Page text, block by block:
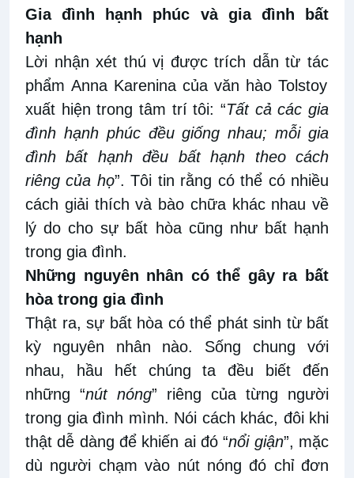
Gia đình hạnh phúc và gia đình bất
hạnh
Lời nhận xét thú vị được trích dẫn từ tác
phẩm Anna Karenina của văn hào Tolstoy
xuất hiện trong tâm trí tôi: “Tất cả các gia
đình hạnh phúc đều giống nhau; mỗi gia
đình bất hạnh đều bất hạnh theo cách
riêng của họ”. Tôi tin rằng có thể có nhiều
cách giải thích và bào chữa khác nhau về
lý do cho sự bất hòa cũng như bất hạnh
trong gia đình.
Những nguyên nhân có thể gây ra bất
hòa trong gia đình
Thật ra, sự bất hòa có thể phát sinh từ bất
kỳ nguyên nhân nào. Sống chung với
nhau, hầu hết chúng ta đều biết đến
những “nút nóng” riêng của từng người
trong gia đình mình. Nói cách khác, đôi khi
thật dễ dàng để khiến ai đó “nổi giận”, mặc
dù người chạm vào nút nóng đó chỉ đơn